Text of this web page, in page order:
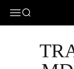
MenüSuche